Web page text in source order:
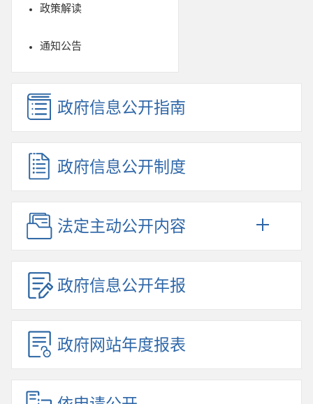
政策解读
通知公告
政府信息公开指南
政府信息公开制度
法定主动公开内容
政府信息公开年报
政府网站年度报表